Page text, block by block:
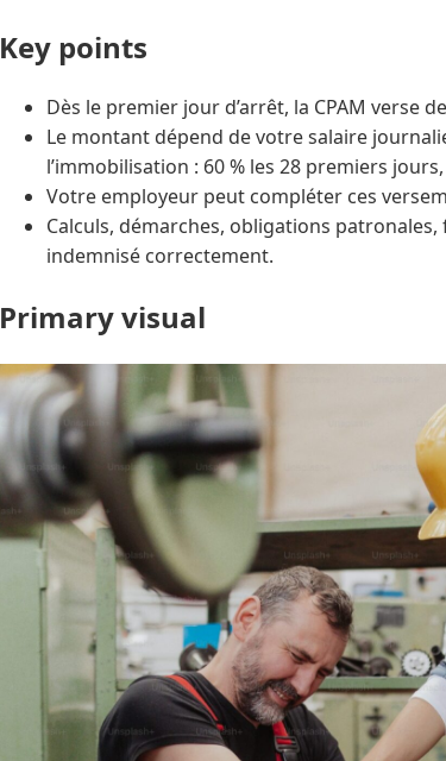
Key points
Dès le premier jour d’arrêt, la CPAM verse
Le montant dépend de votre salaire
l’immobilisation : 60 % les 28 premiers
Votre employeur peut compléter ces
Calculs, démarches, obligations
indemnisé correctement.
Primary visual